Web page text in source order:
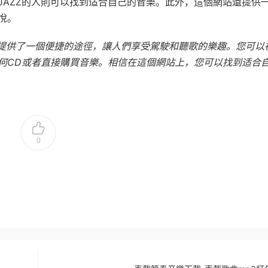
供了一個便捷的途徑，讓人們享受駕駛和聽歌的樂趣。您可以
CD或者直接購買音樂。相信在這個網站上，您可以找到适合
0